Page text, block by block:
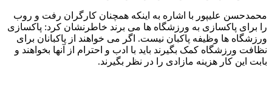
محمدحسن علیپور با اشاره به اینکه همچنان کارگران رفت و روب
را برای پاکسازی به ورزشگاه ها می برند خاطرنشان کرد: پاکسازی
ورزشگاه ها وظیفه پاکبان نیست. اگر می خواهند از پاکبانان برای
نظافت ورزشگاه کمک بگیرند باید با ادب و احترام از آنها بخواهند و
بابت این کار هزینه مازادی را در نظر بگیرند.